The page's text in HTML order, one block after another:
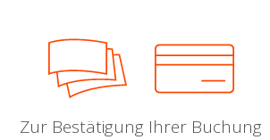
Zur Bestätigung Ihrer Buchung